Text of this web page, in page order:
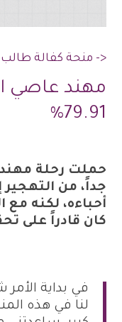
<- منحة كفالة طالب
مهند عاصي اا
79.91%
حملت رحلة
جداً، من التهجير
أحباءه، لكنه
كان قادراً على
في بداية
لنا في هذه